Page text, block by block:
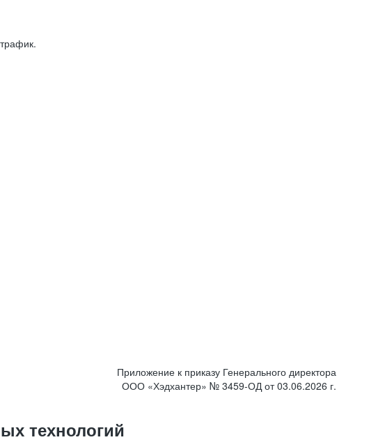
Приложение к приказу Генерального директора
ООО «Хэдхантер» № 3459-ОД от 03.06.2026 г.
технологий